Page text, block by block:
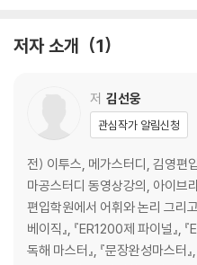
저자 소개 1
저 김선웅
관심작가 알림신청
전) 이투스, 메가스터디, 김영편
마공스터디 동영상강의, 아이브
편입학원에서 어휘와 논리 그리
베이직』, 『ER1200제 파이널』,
독해 마스터』, 『문장완성마스터